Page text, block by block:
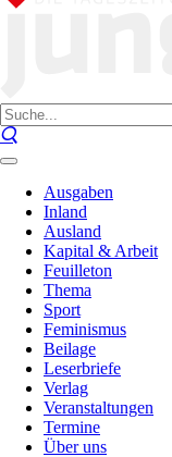
Ausgaben
Inland
Ausland
Kapital & Arbeit
Feuilleton
Thema
Sport
Feminismus
Beilage
Leserbriefe
Verlag
Veranstaltungen
Termine
Über uns